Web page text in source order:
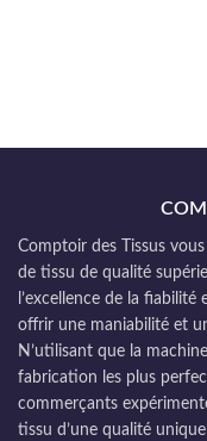
Comptoir des Tissus
de tissu de qualité
l’excellence de la
offrir une maniabilité et
N’utilisant que la
fabrication les plus
commerçants
tissu d’une qualité